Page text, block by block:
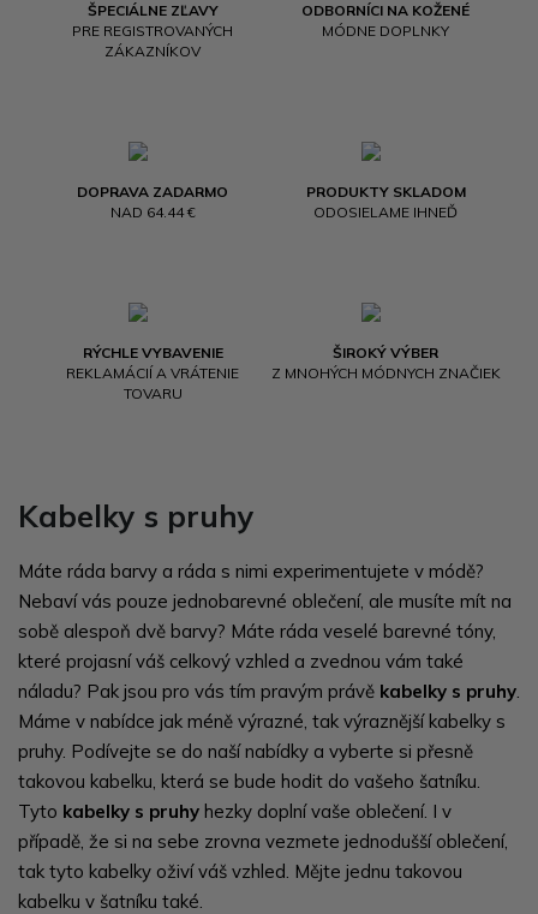
ŠPECIÁLNE ZĽAVY
PRE REGISTROVANÝCH
ZÁKAZNÍKOV
ODBORNÍCI NA KOŽENÉ
MÓDNE DOPLNKY
DOPRAVA ZADARMO
NAD 64.44 €
PRODUKTY SKLADOM
ODOSIELAME IHNEĎ
RÝCHLE VYBAVENIE
REKLAMÁCIÍ A VRÁTENIE
TOVARU
ŠIROKÝ VÝBER
Z MNOHÝCH MÓDNYCH ZNAČIEK
Kabelky s pruhy
Máte ráda barvy a ráda s nimi experimentujete v módě?
Nebaví vás pouze jednobarevné oblečení, ale musíte mít na
sobě alespoň dvě barvy? Máte ráda veselé barevné tóny,
které projasní váš celkový vzhled a zvednou vám také
náladu? Pak jsou pro vás tím pravým právě kabelky s pruhy.
Máme v nabídce jak méně výrazné, tak výraznější kabelky s
pruhy. Podívejte se do naší nabídky a vyberte si přesně
takovou kabelku, která se bude hodit do vašeho šatníku.
Tyto kabelky s pruhy hezky doplní vaše oblečení. I v
případě, že si na sebe zrovna vezmete jednodušší oblečení,
tak tyto kabelky oživí váš vzhled. Mějte jednu takovou
kabelku v šatníku také.